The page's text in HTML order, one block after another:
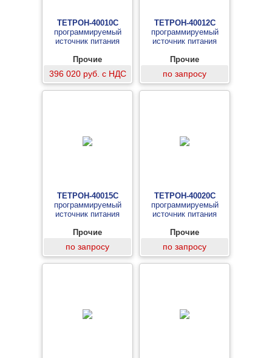
ТЕТРОН-40010С
программируемый
источник питания
Прочие
396 020 руб. с НДС
ТЕТРОН-40012С
программируемый
источник питания
Прочие
по запросу
ТЕТРОН-40015С
программируемый
источник питания
Прочие
по запросу
ТЕТРОН-40020С
программируемый
источник питания
Прочие
по запросу